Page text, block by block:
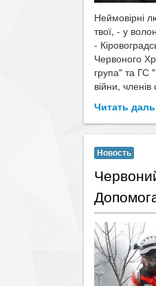
Неймовірні
твої, - у
-
Червоного
група" та ГС
війни,
Читать
Новость